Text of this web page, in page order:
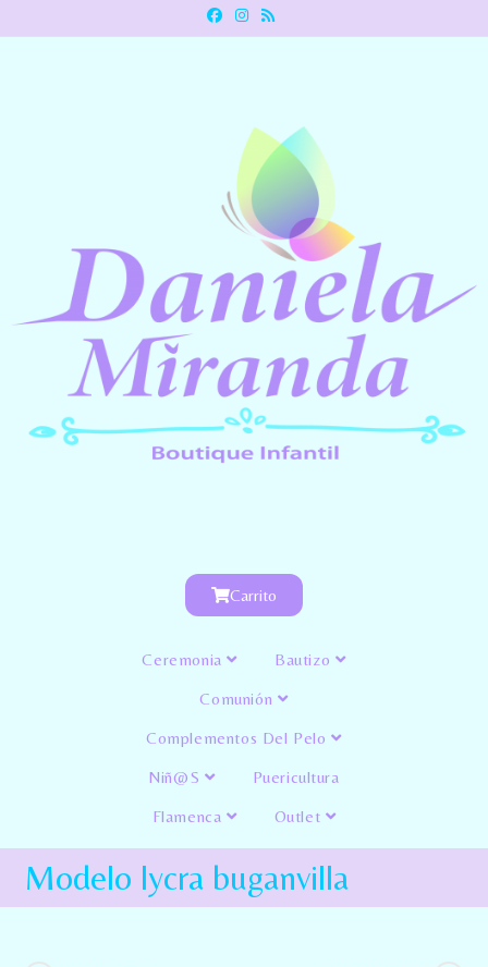
Carrito
Ceremonia Bautizo
Comunión
Complementos Del Pelo
Niñ@s Puericultura
Flamenca Outlet
Modelo lycra buganvilla